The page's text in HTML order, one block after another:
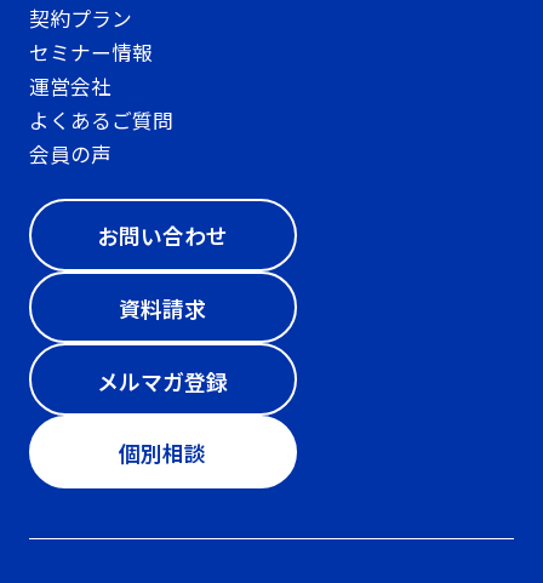
契約プラン
セミナー情報
運営会社
よくあるご質問
会員の声
お問い合わせ
資料請求
メルマガ登録
個別相談